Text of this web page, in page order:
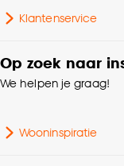
Klantenservice
Op zoek naar
We helpen je graag!
Wooninspiratie